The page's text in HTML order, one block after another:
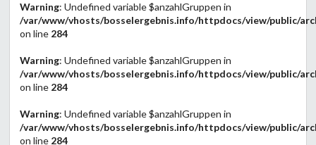
Warning: Undefined variable $anzahlGruppen in
/var/www/vhosts/bosselergebnis.info/httpdocs/view/public/
on line 284
Warning: Undefined variable $anzahlGruppen in
/var/www/vhosts/bosselergebnis.info/httpdocs/view/public/
on line 284
Warning: Undefined variable $anzahlGruppen in
/var/www/vhosts/bosselergebnis.info/httpdocs/view/public/
on line 284